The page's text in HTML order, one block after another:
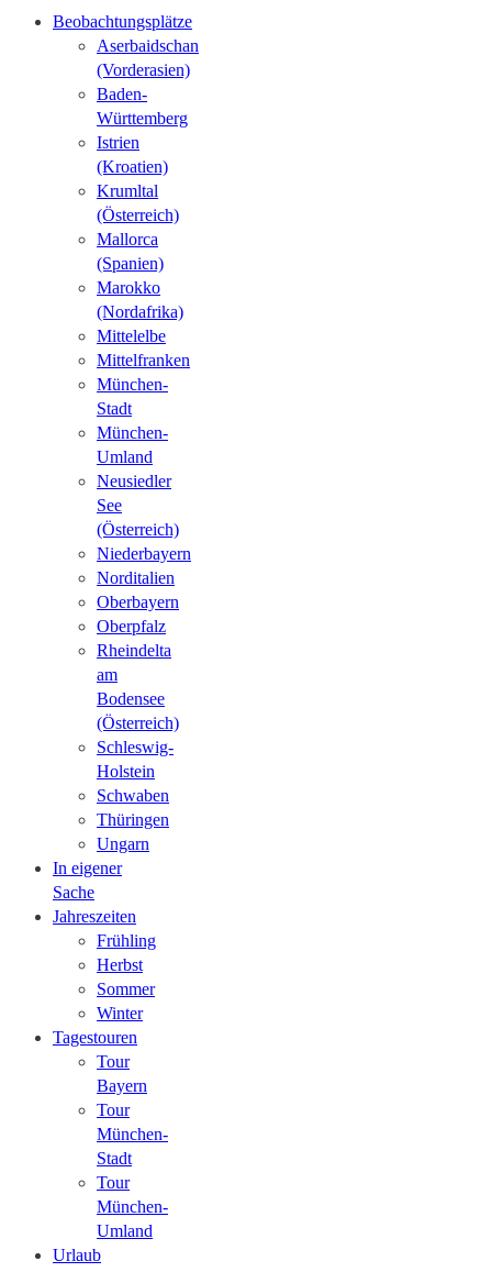
Beobachtungsplätze
Aserbaidschan
(Vorderasien)
Baden-
Württemberg
Istrien
(Kroatien)
Krumltal
(Österreich)
Mallorca
(Spanien)
Marokko
(Nordafrika)
Mittelelbe
Mittelfranken
München-
Stadt
München-
Umland
Neusiedler
See
(Österreich)
Niederbayern
Norditalien
Oberbayern
Oberpfalz
Rheindelta
am
Bodensee
(Österreich)
Schleswig-
Holstein
Schwaben
Thüringen
Ungarn
In eigener
Sache
Jahreszeiten
Frühling
Herbst
Sommer
Winter
Tagestouren
Tour
Bayern
Tour
München-
Stadt
Tour
München-
Umland
Urlaub